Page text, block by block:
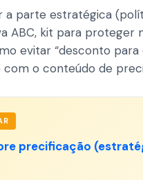
a parte estratégica
ABC, kit para proteger
evitar “desconto
o conteúdo de
precificação